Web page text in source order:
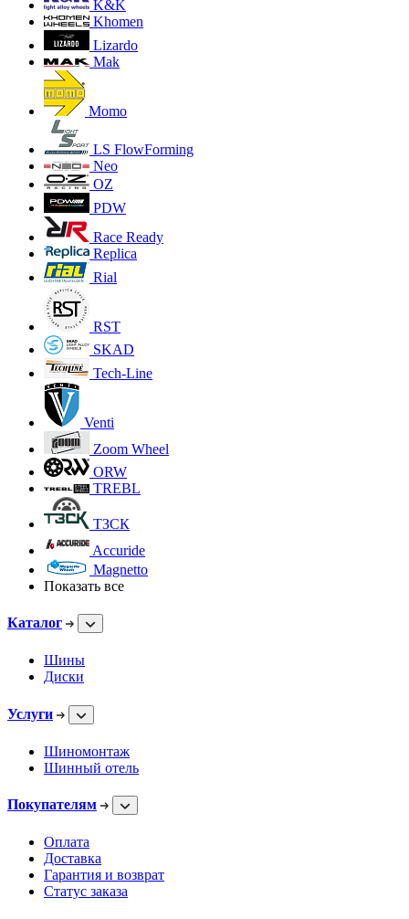
K&K
Khomen
Lizardo
Mak
Momo
LS FlowForming
Neo
OZ
PDW
Race Ready
Replica
Rial
RST
SKAD
Tech-Line
Venti
Zoom Wheel
ORW
TREBL
ТЗСК
Accuride
Magnetto
Показать все
Каталог
Шины
Диски
Услуги
Шиномонтаж
Шинный отель
Покупателям
Оплата
Доставка
Гарантия и возврат
Статус заказа